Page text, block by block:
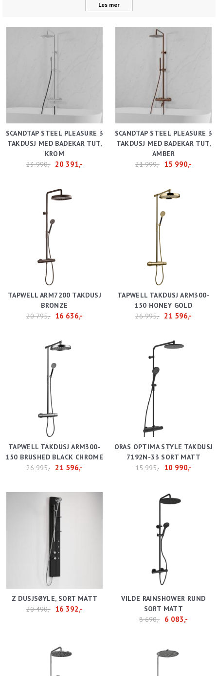
Les mer
SCANDTAP STEEL PLEASURE 3
TAKDUSJ MED BADEKAR TUT,
KROM
23 990,- 20 391,-
SCANDTAP STEEL PLEASURE 3
TAKDUSJ MED BADEKAR TUT,
AMBER
21 999,- 15 990,-
TAPWELL ARM7200 TAKDUSJ
BRONZE
20 795,- 16 636,-
TAPWELL TAKDUSJ ARM300-
150 HONEY GOLD
26 995,- 21 596,-
TAPWELL TAKDUSJ ARM300-
150 BRUSHED BLACK CHROME
26 995,- 21 596,-
ORAS OPTIMA STYLE TAKDUSJ
7192N-33 SORT MATT
15 995,- 10 990,-
Z DUSJSØYLE, SORT MATT
20 490,- 16 392,-
VILDE RAINSHOWER RUND
SORT MATT
8 690,-
6 083,-